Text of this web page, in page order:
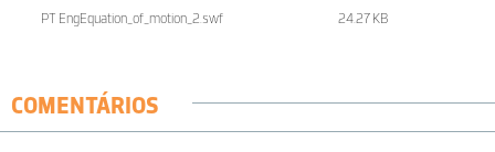
PT EngEquation_of_motion_2.swf 24.27 KB
COMENTÁRIOS